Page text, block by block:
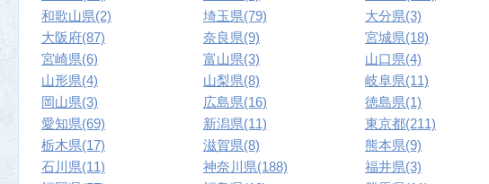
和歌山県(2)
埼玉県(79)
大分県(3)
大阪府(87)
奈良県(9)
宮城県(18)
宮崎県(6)
富山県(3)
山口県(4)
山形県(4)
山梨県(8)
岐阜県(11)
岡山県(3)
広島県(16)
徳島県(1)
愛知県(69)
新潟県(11)
東京都(211)
栃木県(17)
滋賀県(8)
熊本県(9)
石川県(11)
神奈川県(188)
福井県(3)